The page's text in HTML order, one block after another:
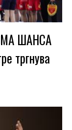
ШАНСА
тргнува